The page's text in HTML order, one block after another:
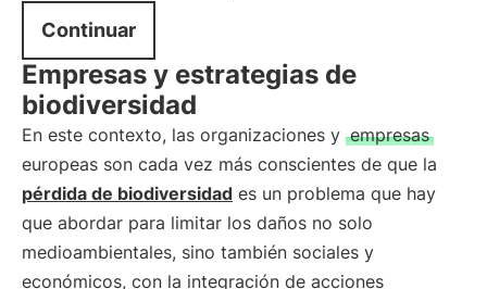
Continuar
Empresas y estrategias de
biodiversidad
En este contexto, las organizaciones y empresas
europeas son cada vez más conscientes de que la
pérdida de biodiversidad es un problema que hay
que abordar para limitar los daños no solo
medioambientales, sino también sociales y
económicos, con la integración de acciones